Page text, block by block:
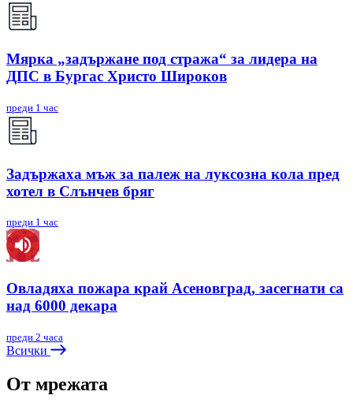
Мярка „задържане под стража“ за лидера на
ДПС в Бургас Христо Широков
преди 1 час
Задържаха мъж за палеж на луксозна кола пред
хотел в Слънчев бряг
преди 1 час
Овладяха пожара край Асеновград, засегнати са
над 6000 декара
преди 2 часа
Всички
От мрежата